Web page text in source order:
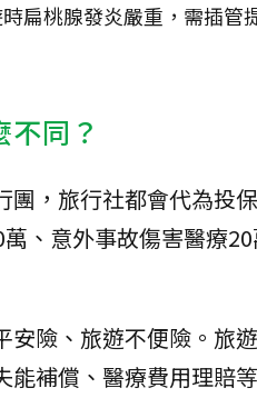
扁桃腺發炎嚴重，需插
同？
團，旅行社都會代為投
、意外事故傷害醫療
安險、旅遊不便險。旅
能補償、醫療費用理賠